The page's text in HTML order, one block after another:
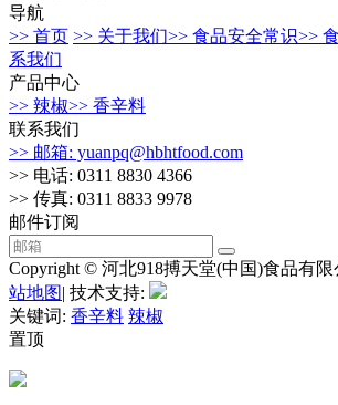
导航
>> 首页 >> 关于我们>> 食品安全常识>>
系我们
产品中心
>> 辣椒>> 香辛料
联系我们
>> 邮箱: yuanpq@hbhtfood.com
>> 电话: 0311 8830 4366
>> 传真: 0311 8833 9978
邮件订阅
Copyright © 河北918搏天堂(中国)食品有
站地图| 技术支持:
关键词: 香辛料 辣椒
置顶